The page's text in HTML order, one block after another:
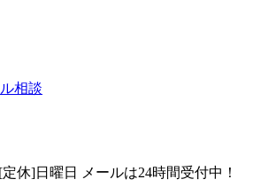
相談
休]日曜日 メールは24時間受付中！